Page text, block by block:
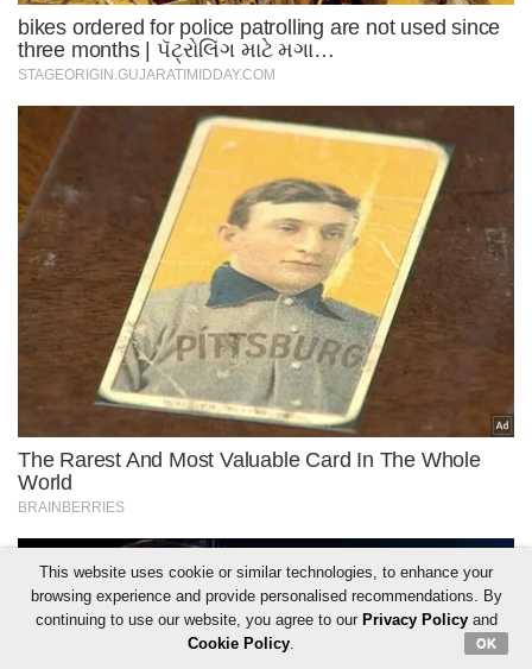
This website uses cookie or similar technologies, to enhance your
browsing experience and provide personalised recommendations. By
continuing to use our website, you agree to our Privacy Policyand
Cookie Policy. OK